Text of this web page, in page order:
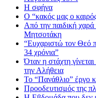
Η σφήνα
Ο “κακός μας ο
Από την παιδική
Μητσοτάκη
“Ευχαριστώ τον Θεό
34 χρόνια”
Όταν η στάχτη
την Αλήθεια
Το “Πανάθλιο” έργο
Προοδευτισμός της